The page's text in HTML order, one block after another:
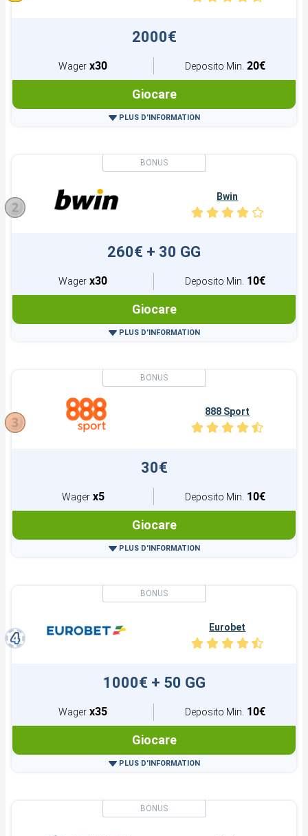
2000€
Wager x30 Deposito Min. 20€
Giocare
PLUS D'INFORMATION
Bwin
260€ + 30 GG
Wager x30 Deposito Min. 10€
Giocare
PLUS D'INFORMATION
⁠⁠⁠⁠⁠⁠⁠888 Sport
30€
Wager x5 Deposito Min. 10€
Giocare
PLUS D'INFORMATION
Eurobet
1000€ + 50 GG
Wager x35 Deposito Min. 10€
Giocare
PLUS D'INFORMATION